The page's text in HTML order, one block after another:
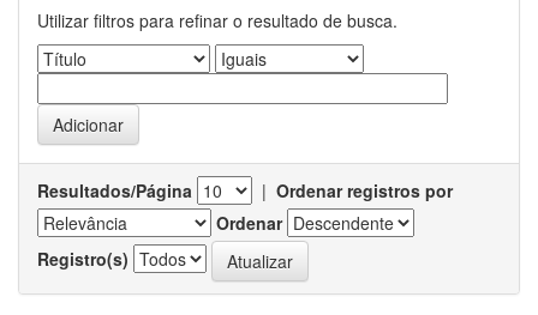
Utilizar filtros para refinar o resultado de busca.
Resultados/Página | Ordenar registros por
Ordenar
Registro(s)